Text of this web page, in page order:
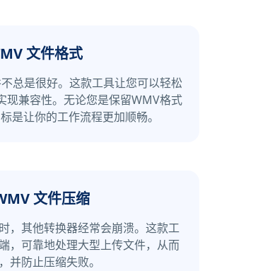
文件格式
总是很好。这款工具让您可以轻松
现兼容性。无论您是保留WMV格式
是让你的工作流程更加顺畅。
文件压缩
，其他转换器经常会崩溃。这款工
，可靠地处理大型上传文件，从而
并防止压缩失败。